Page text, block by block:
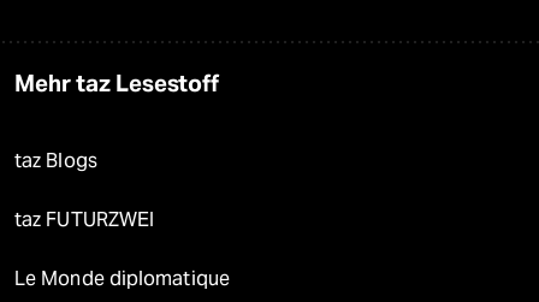
Mehr taz Lesestoff
taz Blogs
taz FUTURZWEI
Le Monde diplomatique